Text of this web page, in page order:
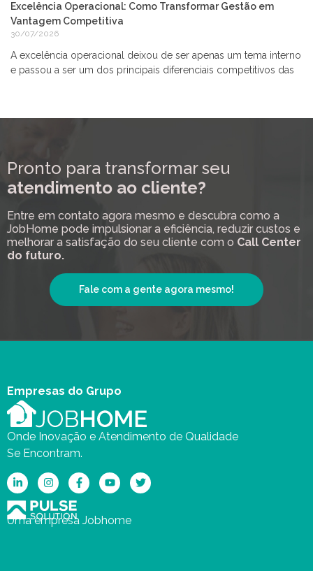
Excelência Operacional: Como Transformar Gestão em
Vantagem Competitiva
30/07/2026
A excelência operacional deixou de ser apenas um tema interno
e passou a ser um dos principais diferenciais competitivos das
Pronto para transformar seu
atendimento ao cliente?
Entre em contato agora mesmo e descubra como a
JobHome pode impulsionar a eficiência, reduzir custos e
melhorar a satisfação do seu cliente com o Call Center
do futuro.
Fale com a gente agora mesmo!
Empresas do Grupo
Onde Inovação e Atendimento de Qualidade
Se Encontram.
Uma empresa Jobhome